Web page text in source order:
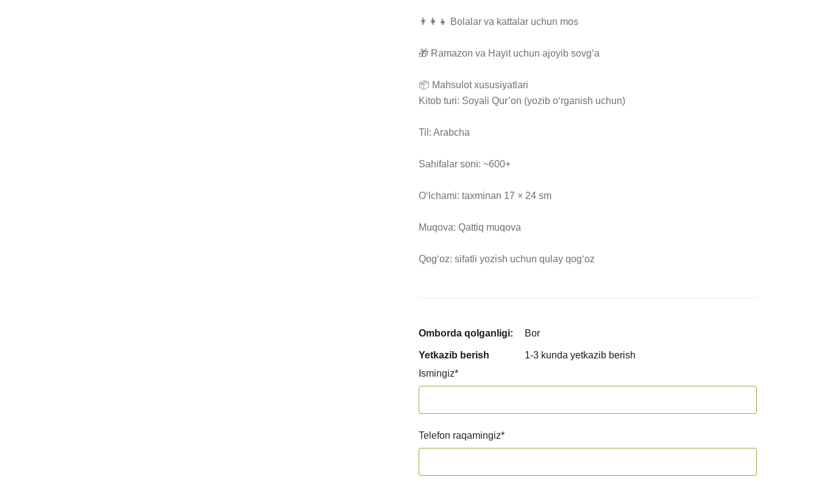
👨‍👩‍👧 Bolalar va kattalar uchun mos
🎁 Ramazon va Hayit uchun ajoyib sovg‘a
📦 Mahsulot xususiyatlari
Kitob turi: Soyali Qur’on (yozib o‘rganish uchun)
Til: Arabcha
Sahifalar soni: ~600+
O‘lchami: taxminan 17 × 24 sm
Muqova: Qattiq muqova
Qog‘oz: sifatli yozish uchun qulay qog‘oz
Omborda qolganligi: Bor
Yetkazib berish
1-3 kunda yetkazib berish
Ismingiz*
Telefon raqamingiz*